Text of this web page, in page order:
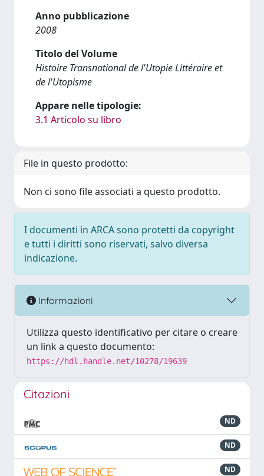
Anno pubblicazione
2008
Titolo del Volume
Histoire Transnational de l'Utopie Littéraire et
de l'Utopisme
Appare nelle tipologie:
3.1 Articolo su libro
File in questo prodotto:
Non ci sono file associati a questo prodotto.
I documenti in ARCA sono protetti da copyright
e tutti i diritti sono riservati, salvo diversa
indicazione.
Informazioni
Utilizza questo identificativo per citare o creare
un link a questo documento:
https://hdl.handle.net/10278/19639
Citazioni
ND
ND
ND